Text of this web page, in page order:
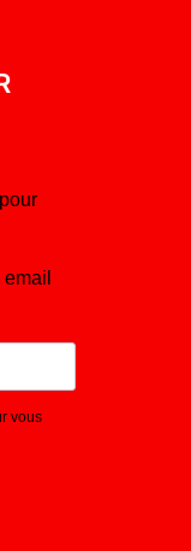
vous